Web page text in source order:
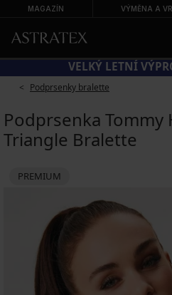
MAGAZÍN VÝMĚNA A
VELKÝ LETNÍ
Podprsenky bralette
Podprsenka
Triangle Bralette
PREMIUM